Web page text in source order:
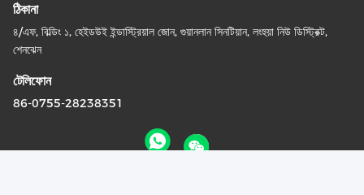
ঠিকানা
৪/এফ, বিল্ডিং ১, হেইডউই ইন্ডাস্ট্রিয়াল জোন, গুয়ানলান সিনটিয়ান, লংহুয়া নিউ ডিস্ট্রিক্ট,
শেনঝেন
টেলিফোন
86-0755-28238351